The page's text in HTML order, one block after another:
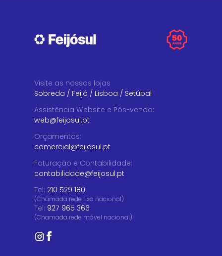
Visite as nossas lojas
Sobreda / Feijó / Lisboa / Setúbal
Assistência Website e Pós-venda:
web@feijosul.pt
Orçamentos:
comercial@feijosul.pt
Faturação e Contabilidade:
contabilidade@feijosul.pt
Tel: 210 529 180
(Chamada rede fixa nacional)
Tel: 927 965 366
(Chamada rede móvel nacional)